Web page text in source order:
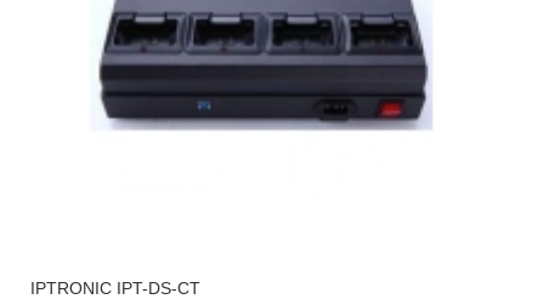
IPTRONIC IPT-DS-CT